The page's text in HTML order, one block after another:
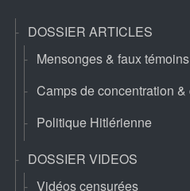
DOSSIER ARTICLES
Mensonges & faux témoins
Camps de concentration
Politique Hitlérienne
DOSSIER VIDEOS
Vidéos censurées